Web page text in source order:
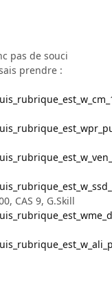
pas de souci
prendre :
CAS 9, G.Skill